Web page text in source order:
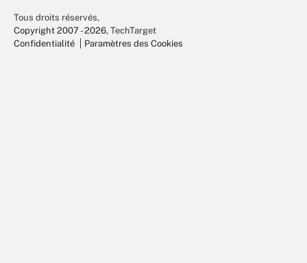
Tous droits réservés,
Copyright 2007 - 2026, TechTarget
Confidentialité
Paramètres des Cookies